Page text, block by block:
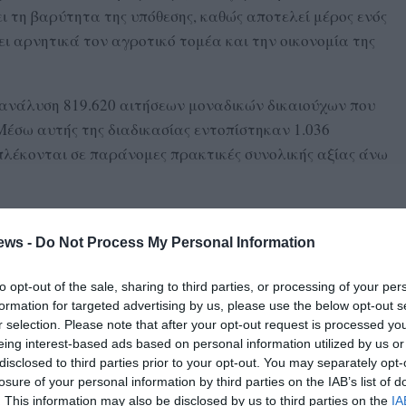
- Do Not Process My Personal Information
opt-out of the sale, sharing to third parties, or processing of your
for targeted advertising by us, please use the below opt-out
selection. Please note that after your opt-out request is processed
interest-based ads based on personal information utilized by us
to third parties prior to your opt-out. You may separately
of your personal information by third parties on the IAB’s list of
This information may also be disclosed by us to third parties on the
τη βαρύτητα της υπόθεσης, καθώς αποτελεί μέρος ενός
αρνητικά τον αγροτικό τομέα και την οικονομία της
819.620 αιτήσεων μοναδικών δικαιούχων που
αυτής της διαδικασίας εντοπίστηκαν 1.036
σε παράνομες πρακτικές συνολικής αξίας άνω
στην Πελοπόννησο και αλλού περιλαμβάνουν:
δηλωθέντων αγροτεμαχίων, ώστε να καλυφθούν μη
περιπτώσεις θανόντων ιδιοκτητών, όπου
απουσιάζουν είτε είναι πλασματικά. Ψευδείς
πληρούν τα κριτήρια επιλεξιμότητας ή δηλώνουν